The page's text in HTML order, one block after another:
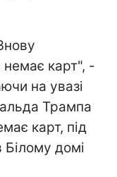
карт", -
на увазі
Трампа
карт, під
Білому домі